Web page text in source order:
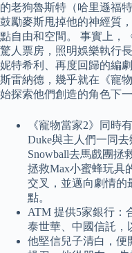
的老狗魯斯特（哈里遜福
鼓勵麥斯甩掉他的神經質
點自由和空間。 事實上，
驚人票房，照明娛樂執行
妮特希利、再度回歸的編
斯雷納德，幾乎就在《寵
始探索他們創造的角色下
《寵物當家2》同時
Duke與主人們一同
Snowball去馬戲團拯
拯救Max小蜜蜂玩具
交叉，並邁向劇情的
點。
ATM 提供5家銀行：
泰世華、中國信託，
他堅信兒子清白，便